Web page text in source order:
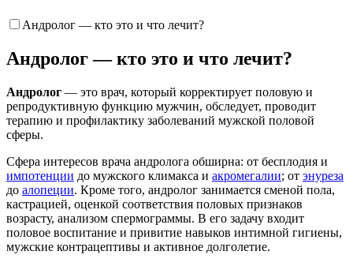
Андролог — кто это и что лечит?
Андролог — кто это и что лечит?
Андролог — это врач, который корректирует половую и
репродуктивную функцию мужчин, обследует, проводит
терапию и профилактику заболеваний мужской половой
сферы.
Сфера интересов врача андролога обширна: от бесплодия и
импотенции до мужского климакса и акромегалии; от энуреза
до алопеции. Кроме того, андролог занимается сменой пола,
кастрацией, оценкой соответствия половых признаков
возрасту, анализом спермограммы. В его задачу входит
половое воспитание и привитие навыков интимной гигиены,
мужские контрацептивы и активное долголетие.